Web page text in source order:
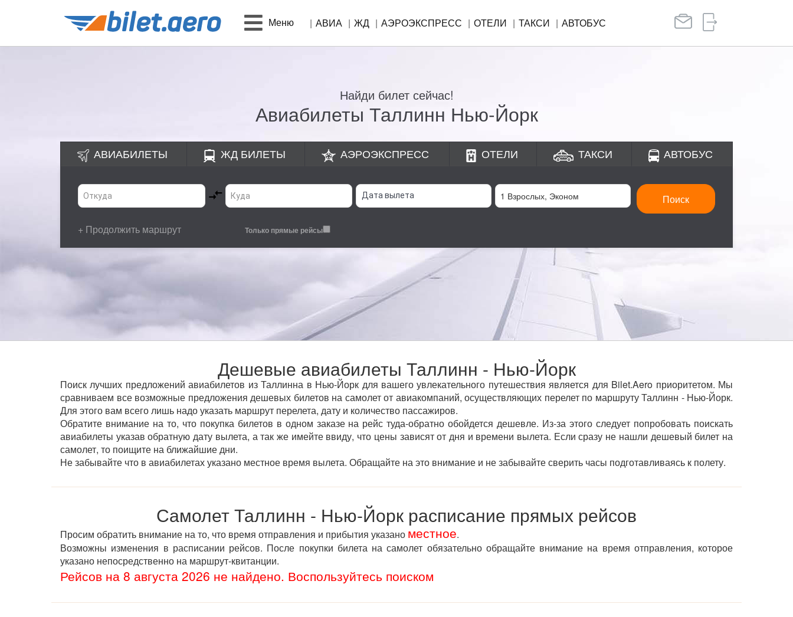
Меню АВИА ЖД АЭРОЭКСПРЕСС ОТЕЛИ ТАКСИ АВТОБУС
Найди билет сейчас!
Авиабилеты Таллинн Нью-Йорк
АВИАБИЛЕТЫ ЖД БИЛЕТЫ АЭРОЭКСПРЕСС ОТЕЛИ ТАКСИ АВТОБУС
Поиск
+ Продолжить маршрут Только прямые рейсы
Дешевые авиабилеты Таллинн - Нью-Йорк
Поиск лучших предложений авиабилетов из Таллинна в Нью-Йорк для вашего увлекательного путешествия является для Bilet.Aero приоритетом. Мы
сравниваем все возможные предложения дешевых билетов на самолет от авиакомпаний, осуществляющих перелет по маршруту Таллинн - Нью-Йорк.
Для этого вам всего лишь надо указать маршрут перелета, дату и количество пассажиров.
Обратите внимание на то, что покупка билетов в одном заказе на рейс туда-обратно обойдется дешевле. Из-за этого следует попробовать поискать
авиабилеты указав обратную дату вылета, а так же имейте ввиду, что цены зависят от дня и времени вылета. Если сразу не нашли дешевый билет на
самолет, то поищите на ближайшие дни.
Не забывайте что в авиабилетах указано местное время вылета. Обращайте на это внимание и не забывайте сверить часы подготавливаясь к полету.
Самолет Таллинн - Нью-Йорк расписание прямых рейсов
Просим обратить внимание на то, что время отправления и прибытия указано местное.
Возможны изменения в расписании рейсов. После покупки билета на самолет обязательно обращайте внимание на время отправления, которое
указано непосредственно на маршрут-квитанции.
Рейсов на 8 августа 2026 не найдено. Воспользуйтесь поиском